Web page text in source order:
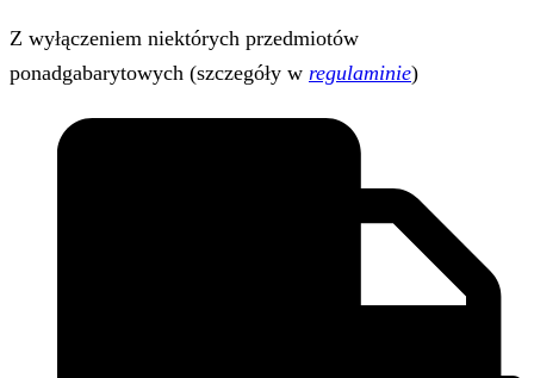
Z wyłączeniem niektórych przedmiotów
ponadgabarytowych (szczegóły w regulaminie)